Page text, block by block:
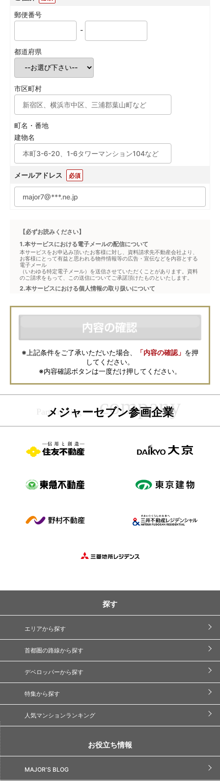
郵便番号
-
都道府県
市区町村
町名・番地
建物名
メールアドレス 必須
【必ずお読みください】
1.本サービスにおける電子メールの配信について
本サービスをお申込み頂いたお客様に対し、資料請求先不動産会社より、
お客様にとって有益と思われる物件情報等の広告・宣伝などを内容とする
電子メール
（いわゆる特定電子メール）を送信させていただくことがあります。資料
のご請求をもって、この送信についてご承諾頂けたものといたします。
2.本サービスにおける個人情報の取り扱いについて
本フォームからお客様が記入・登録された個人情報は、ダイレクトメール
などの資料送付・電子メールの送信・電話連絡などの目的で資料請求先不
動産会社が利用・保管します。資料請求先不動産会社が保管する個人情報
の取扱いについては、各不動産会社に直接お問合せください。
また、上記とは別にメジャーセブンでは本サービスを円滑に運用するため
に、お客様の個人情報をサービスご利用の控えとして一定期間保管いたし
ます。 ご記入の内容が不明瞭で資料をお送りできない場合、その他当社が
本サービスを円滑に運用するために必要な範囲において、直接メジャーセ
ブンから確認のご連絡をさせていただくことがありますので、あらかじめ
ご了承ください。
メジャーセブンの個人情報の取扱い方針についてはこちらをご覧くださ
※上記条件をご了承いただいた場合、 「内容の確認」 を押
してください。
※内容確認ボタンは一度だけ押してください。
メジャーセブン参画企業
探す
エリアから探す
首都圏の路線から探す
デベロッパーから探す
特集から探す
人気マンションランキング
お役立ち情報
MAJOR'S BLOG